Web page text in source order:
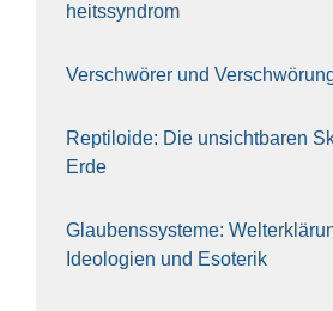
heitssyndrom
Ver­schwö­rer und
Rep­ti­lo­ide: Die unsicht­ba­ren
Erde
Glau­bens­sys­te­me:
Ideo­lo­gien und Eso­te­rik